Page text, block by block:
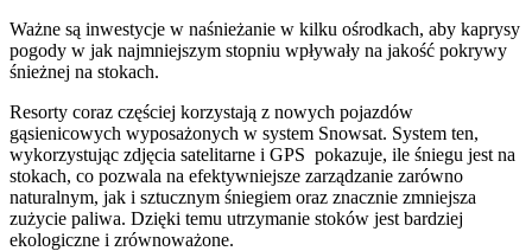
Ważne są inwestycje w naśnieżanie w kilku ośrodkach, aby kaprysy
pogody w jak najmniejszym stopniu wpływały na jakość pokrywy
śnieżnej na stokach.
Resorty coraz częściej korzystają z nowych pojazdów
gąsienicowych wyposażonych w system Snowsat. System ten,
wykorzystując zdjęcia satelitarne i GPS pokazuje, ile śniegu jest na
stokach, co pozwala na efektywniejsze zarządzanie zarówno
naturalnym, jak i sztucznym śniegiem oraz znacznie zmniejsza
zużycie paliwa. Dzięki temu utrzymanie stoków jest bardziej
ekologiczne i zrównoważone.